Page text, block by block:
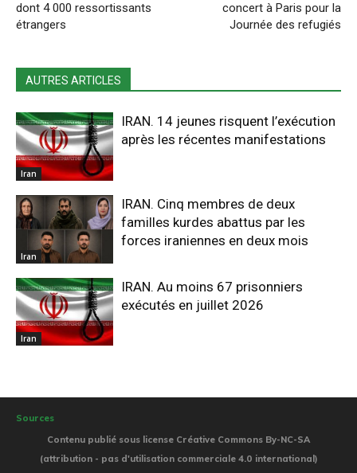
dont 4 000 ressortissants
étrangers
concert à Paris pour la
Journée des refugiés
AUTRES ARTICLES
Iran
IRAN. 14 jeunes risquent l’exécution
après les récentes manifestations
Iran
IRAN. Cinq membres de deux
familles kurdes abattus par les
forces iraniennes en deux mois
Iran
IRAN. Au moins 67 prisonniers
exécutés en juillet 2026
Sources
Contenu publié sous license Créative Commons By-NC-SA
(attribution - pas d'utilisation commerciale 4.0 international)